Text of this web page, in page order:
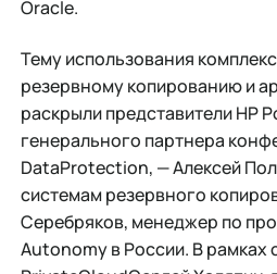
Oracle.
Тему использования
резервному копированию и
раскрыли представители HP
генерального партнера
DataProtection, — Алексей
системам резервного
Серебряков, менеджер по
Autonomy в России. В рамках